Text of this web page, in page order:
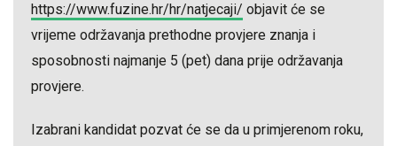
https://www.fuzine.hr/hr/natjecaji/ objavit će se
vrijeme održavanja prethodne provjere znanja i
sposobnosti najmanje 5 (pet) dana prije održavanja
provjere.
Izabrani kandidat pozvat će se da u primjerenom roku,